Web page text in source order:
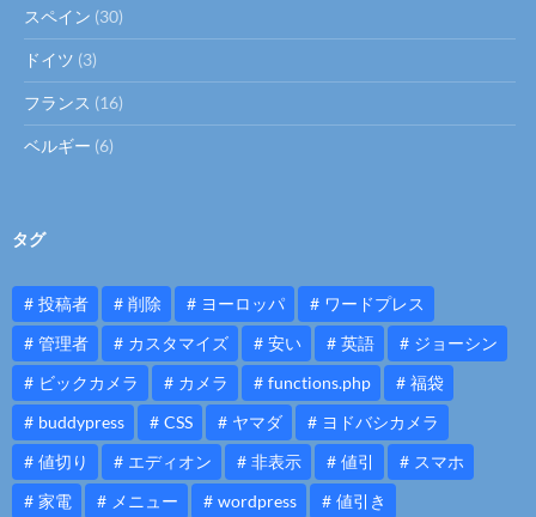
スペイン (30)
ドイツ (3)
フランス (16)
ベルギー (6)
タグ
投稿者 削除 ヨーロッパ
ワードプレス
管理者
カスタマイズ 安い 英語
ジョーシン
ビックカメラ
カメラ functions.php
福袋
buddypress
CSS ヤマダ
ヨドバシカメラ
値切り
エディオン 非表示 値引
スマホ
家電
メニュー wordpress 値引き